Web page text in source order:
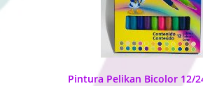
Pintura Pelikan Bicolor 12/